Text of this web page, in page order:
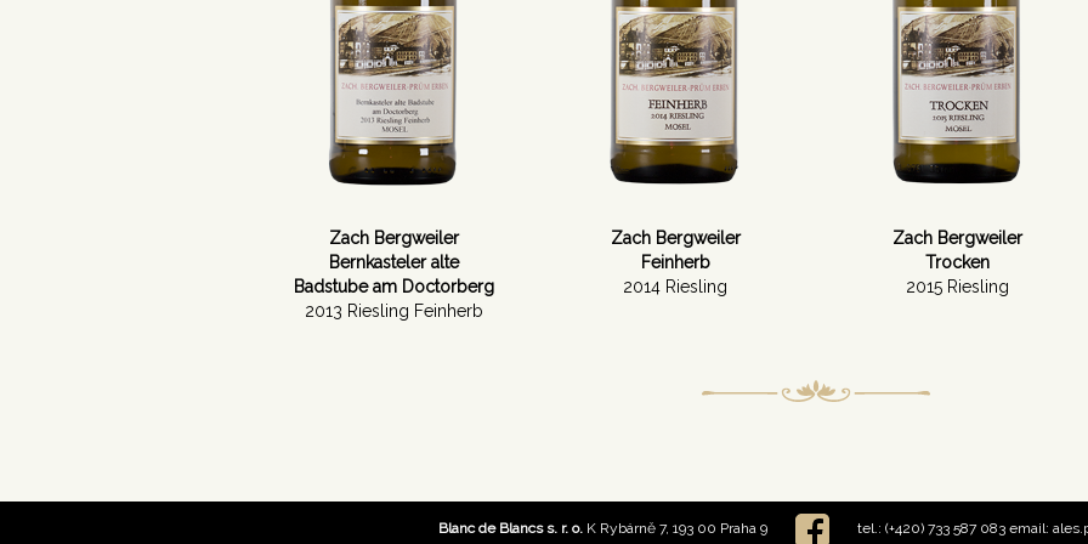
Zach Bergweiler
Bernkasteler alte
Badstube am Doctorberg
2013 Riesling Feinherb
Zach Bergweiler
Feinherb
2014 Riesling
Zach Bergweiler
Trocken
2015 Riesling
Blanc de Blancs s. r. o. K Rybárně 7, 193 00 Praha 9 tel.: (+420) 733 587 083 email: